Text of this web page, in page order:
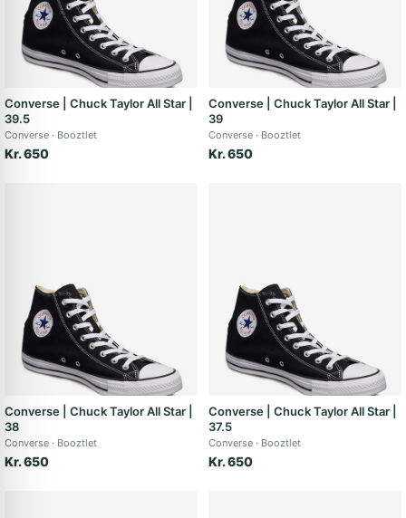
Converse | Chuck Taylor All Star |
39.5
Converse Booztlet
Kr. 650
Converse | Chuck Taylor All Star |
39
Converse Booztlet
Kr. 650
Converse | Chuck Taylor All Star |
38
Converse Booztlet
Kr. 650
Converse | Chuck Taylor All Star |
37.5
Converse Booztlet
Kr. 650